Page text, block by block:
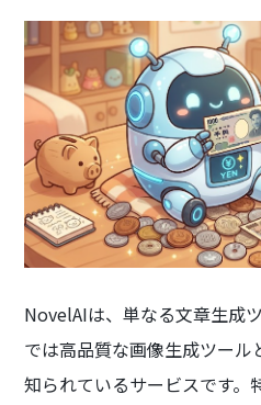
NovelAIは、単なる文章生成
では高品質な画像生成ツー
知られているサービスです。